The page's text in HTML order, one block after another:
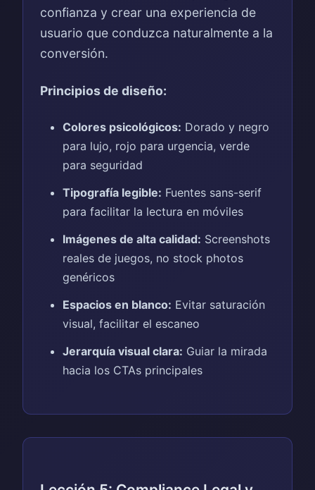
confianza y crear una experiencia de
usuario que conduzca naturalmente a la
conversión.
Principios de diseño:
Colores psicológicos: Dorado y negro
para lujo, rojo para urgencia, verde
para seguridad
Tipografía legible: Fuentes sans-serif
para facilitar la lectura en móviles
Imágenes de alta calidad: Screenshots
reales de juegos, no stock photos
genéricos
Espacios en blanco: Evitar saturación
visual, facilitar el escaneo
Jerarquía visual clara: Guiar la mirada
hacia los CTAs principales